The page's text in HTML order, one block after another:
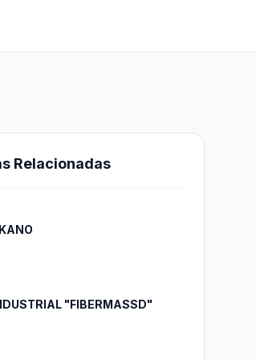
Relacionadas
"FIBERMASSD"